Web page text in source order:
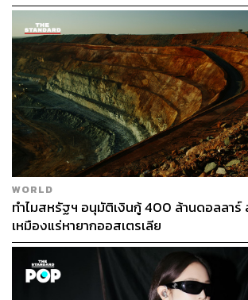
WORLD
ทำไมสหรัฐฯ อนุมัติเงินกู้ 400 ล้านดอลลาร์
เหมืองแร่หายากออสเตรเลีย